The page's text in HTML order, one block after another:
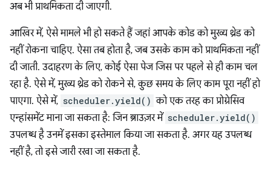
अब भी प्राथमिकता दी जाएगी.
आखिर में, ऐसे मामले भी हो सकते हैं जहां आपके कोड को मुख्य थ्रेड को
नहीं रोकना चाहिए. ऐसा तब होता है, जब उसके काम को प्राथमिकता नहीं
दी जाती. उदाहरण के लिए, कोई ऐसा पेज जिस पर पहले से ही काम चल
रहा है. ऐसे में, मुख्य थ्रेड को रोकने से, कुछ समय के लिए काम पूरा नहीं हो
पाएगा. ऐसे में, scheduler.yield() को एक तरह का प्रोग्रेसिव
एन्हांसमेंट माना जा सकता है: जिन ब्राउज़र में scheduler.yield()
उपलब्ध है उनमें इसका इस्तेमाल किया जा सकता है. अगर यह उपलब्ध
नहीं है, तो इसे जारी रखा जा सकता है.